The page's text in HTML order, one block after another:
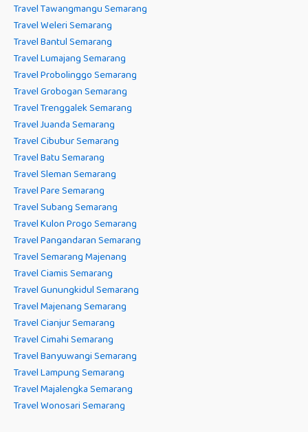
Travel Tawangmangu Semarang
Travel Weleri Semarang
Travel Bantul Semarang
Travel Lumajang Semarang
Travel Probolinggo Semarang
Travel Grobogan Semarang
Travel Trenggalek Semarang
Travel Juanda Semarang
Travel Cibubur Semarang
Travel Batu Semarang
Travel Sleman Semarang
Travel Pare Semarang
Travel Subang Semarang
Travel Kulon Progo Semarang
Travel Pangandaran Semarang
Travel Semarang Majenang
Travel Ciamis Semarang
Travel Gunungkidul Semarang
Travel Majenang Semarang
Travel Cianjur Semarang
Travel Cimahi Semarang
Travel Banyuwangi Semarang
Travel Lampung Semarang
Travel Majalengka Semarang
Travel Wonosari Semarang